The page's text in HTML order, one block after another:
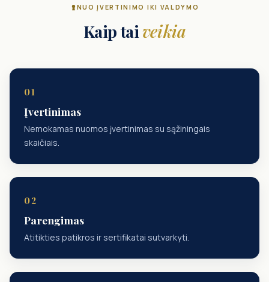
NUO ĮVERTINIMO IKI VALDYMO
Kaip taiveikia
Įvertinimas
Nemokamas nuomos įvertinimas su sąžiningais
skaičiais.
Parengimas
Atitikties patikros ir sertifikatai sutvarkyti.